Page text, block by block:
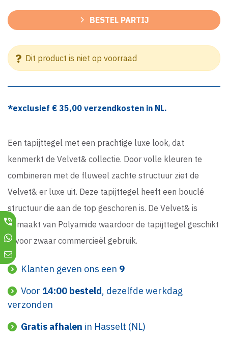
BESTEL PARTIJ
Dit product is niet op voorraad
*exclusief € 35,00 verzendkosten in NL.
Een tapijttegel met een prachtige luxe look, dat
kenmerkt de Velvet& collectie. Door volle kleuren te
combineren met de fluweel zachte structuur ziet de
Velvet& er luxe uit. Deze tapijttegel heeft een bouclé
structuur die aan de top geschoren is. De Velvet& is
gemaakt van Polyamide waardoor de tapijttegel geschikt
is voor zwaar commercieël gebruik.
Klanten geven ons een 9
Voor 14:00 besteld, dezelfde werkdag
verzonden
Gratis afhalen in Hasselt (NL)